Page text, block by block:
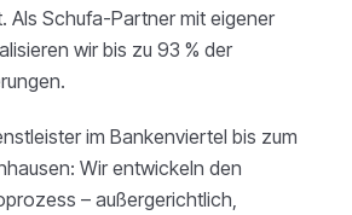
Als Schufa-Partner mit eigener
wir bis zu 93 % der
im Bankenviertel bis zum
Wir entwickeln den
– außergerichtlich,